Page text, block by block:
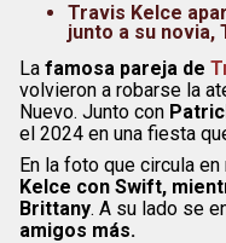
Travis Kelce
junto a su novia,
La famosa pareja de
volvieron a robarse la
Nuevo. Junto con
el 2024 en una fiesta
En la foto que circula
Kelce con Swift,
Brittany. A su lado se
amigos más.